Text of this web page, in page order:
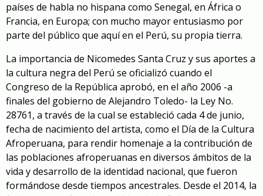
países de habla no hispana como Senegal, en África o
Francia, en Europa; con mucho mayor entusiasmo por
parte del público que aquí en el Perú, su propia tierra.
La importancia de Nicomedes Santa Cruz y sus aportes a
la cultura negra del Perú se oficializó cuando el
Congreso de la República aprobó, en el año 2006 -a
finales del gobierno de Alejandro Toledo- la Ley No.
28761, a través de la cual se estableció cada 4 de junio,
fecha de nacimiento del artista, como el Día de la Cultura
Afroperuana, para rendir homenaje a la contribución de
las poblaciones afroperuanas en diversos ámbitos de la
vida y desarrollo de la identidad nacional, que fueron
formándose desde tiempos ancestrales. Desde el 2014, la